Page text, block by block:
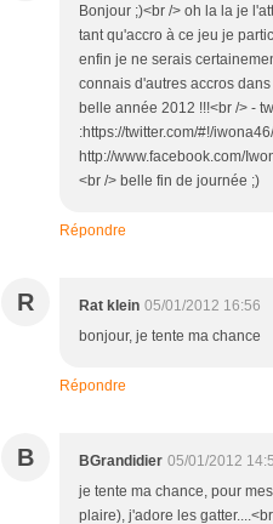
Bonjour ;)<br /> oh la la je
tant qu'accro à ce jeu je
enfin je ne serais
connais d'autres accros
belle année 2012 !!!<br /> -
:https://twitter.com/#!/
http://www.facebook.com/
<br /> belle fin de journée ;)
Répondre
R Rat klein 05/01/2012 16:56
bonjour, je tente ma chance
Répondre
B BGrandidier 05/01/2012
je tente ma chance, pour
plaire), j'adore les